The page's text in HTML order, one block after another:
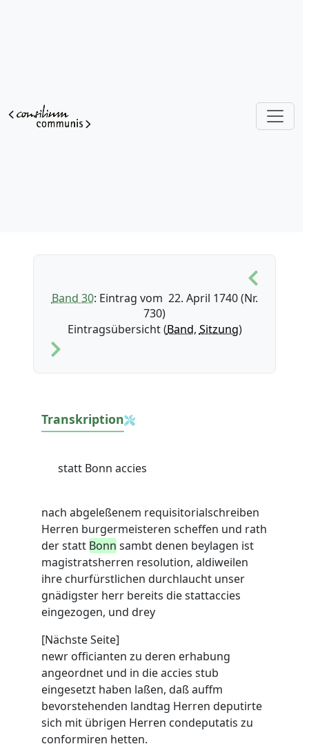
Band 30: Eintrag vom 22. April 1740 (Nr.
730)
Eintragsübersicht (Band, Sitzung)
Transkription
statt Bonn accies
nach abgeleßenem requisitorialschreiben
Herren burgermeisteren scheffen und rath
der statt Bonn sambt denen beylagen ist
magistratsherren resolution, aldiweilen
ihre churfürstlichen durchlaucht unser
gnädigster herr bereits die stattaccies
eingezogen, und drey
[Nächste Seite]
newr officianten zu deren erhabung
angeordnet und in die accies stub
eingesetzt haben laßen, daß auffm
bevorstehenden landtag Herren deputirte
sich mit übrigen Herren condeputatis zu
conformiren hetten.